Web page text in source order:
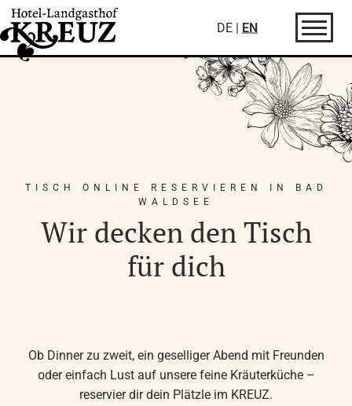
DE | EN
TISCH ONLINE RESERVIEREN IN BAD
WALDSEE
Wir decken den Tisch
für dich
Ob Dinner zu zweit, ein geselliger Abend mit Freunden
oder einfach Lust auf unsere feine Kräuterküche –
reservier dir dein Plätzle im KREUZ.